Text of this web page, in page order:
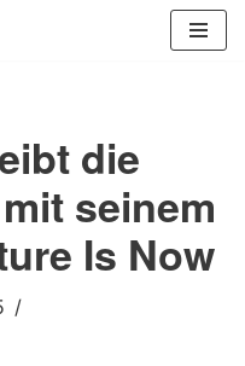
die
seinem
Is Now